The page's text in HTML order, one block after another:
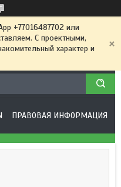
+77016487702 или
С проектными,
характер и
ПРАВОВАЯ ИНФОРМАЦИЯ